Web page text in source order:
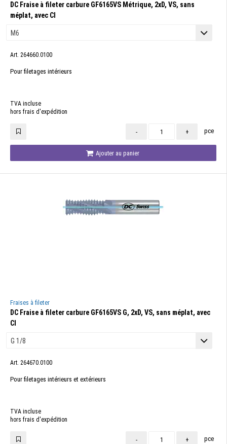
DC Fraise à fileter carbure GF6165VS Métrique, 2xD, VS, sans
méplat, avec CI
Art. 264660.0100
Pour filetages intérieurs
TVA incluse
hors frais d'expédition
- + pce
Ajouter au panier
Fraises à fileter
DC Fraise à fileter carbure GF6165VS G, 2xD, VS, sans méplat, avec
CI
Art. 264670.0100
Pour filetages intérieurs et extérieurs
TVA incluse
hors frais d'expédition
- + pce